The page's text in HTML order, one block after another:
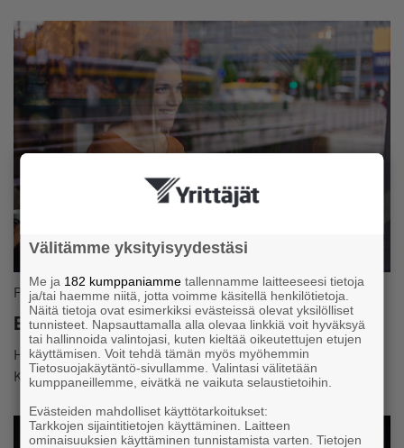
Palvelut ja edut
Etuja ja alennuksia jäsenille
Hyödynnä kumppaneidemme edut ja tee selvää säästöä.
Katso listaus kaikista eduista!
Välitämme yksityisyydestäsi
Me ja 182 kumppaniamme tallennamme laitteeseesi tietoja
ja/tai haemme niitä, jotta voimme käsitellä henkilötietoja.
Näitä tietoja ovat esimerkiksi evästeissä olevat yksilölliset
tunnisteet. Napsauttamalla alla olevaa linkkiä voit hyväksyä
tai hallinnoida valintojasi, kuten kieltää oikeutettujen etujen
käyttämisen. Voit tehdä tämän myös myöhemmin
Tietosuojakäytäntö-sivullamme. Valintasi välitetään
kumppaneillemme, eivätkä ne vaikuta selaustietoihin.
Evästeiden mahdolliset käyttötarkoitukset:
Tarkkojen sijaintitietojen käyttäminen. Laitteen
ominaisuuksien käyttäminen tunnistamista varten. Tietojen